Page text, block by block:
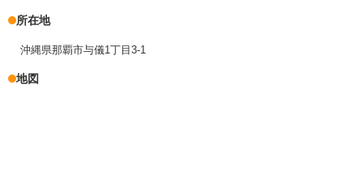
所在地
沖縄県那覇市与儀1丁目3-1
地図